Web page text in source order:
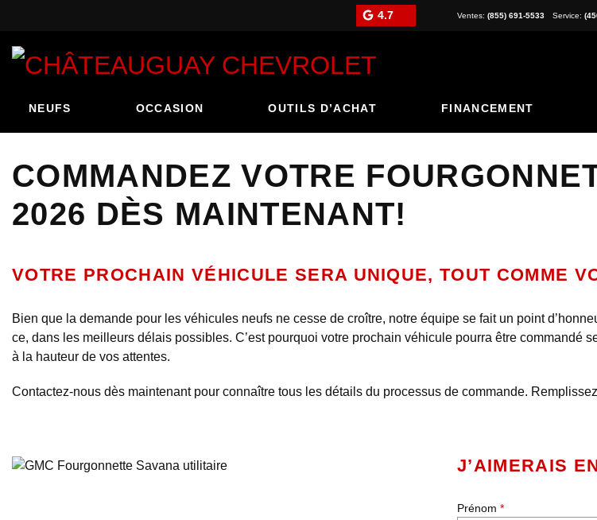
4.7 Ventes: (855) 691-5533 Service:
NEUFS OCCASION OUTILS D’ACHAT FINANCEMENT
COMMANDEZ VOTRE
2026 DÈS MAINTENANT!
VOTRE PROCHAIN VÉHICULE SERA UNIQUE, TOUT COMME
Bien que la demande pour les véhicules neufs ne cesse de croître, notre équipe se fait un point
ce, dans les meilleurs délais possibles. C’est pourquoi votre prochain véhicule pourra être
à la hauteur de vos attentes.
Contactez-nous dès maintenant pour connaître tous les détails du processus de commande.
J’AIMERAIS
Prénom *